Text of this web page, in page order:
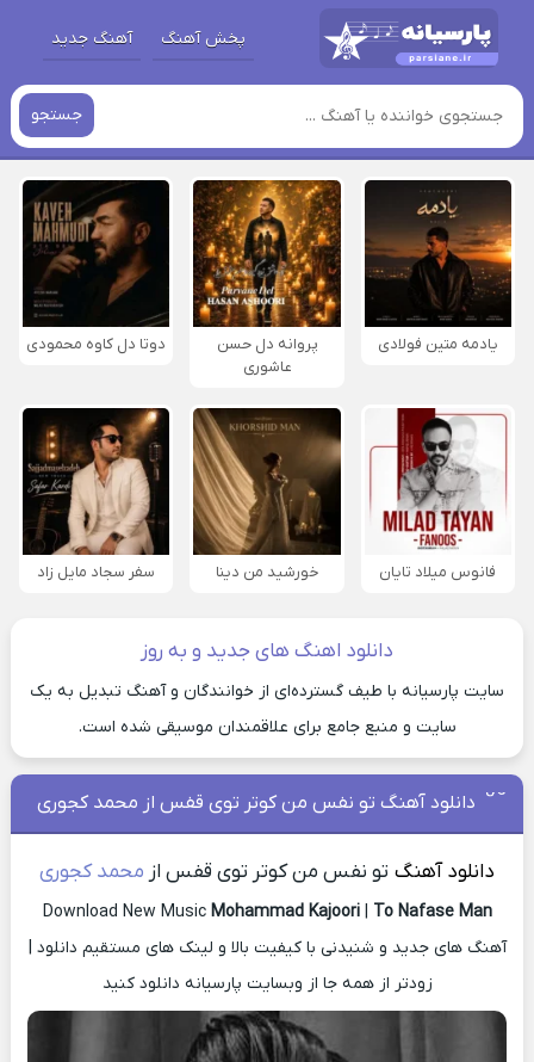
پخش آهنگ آهنگ جدید
جستجو
یادمه متین فولادی
پروانه دل حسن
عاشوری
دوتا دل کاوه محمودی
فانوس میلاد تایان خورشید من دینا سفر سجاد مایل زاد
دانلود اهنگ های جدید و به روز
سایت پارسیانه با طیف گسترده‌ای از خوانندگان و آهنگ تبدیل به یک
سایت و منبع جامع برای علاقمندان موسیقی شده است.
دانلود آهنگ تو نفس من کوتر توی قفس از محمد کجوری
دانلود آهنگ تو نفس من کوتر توی قفس از محمد کجوری
Download New Music Mohammad Kajoori| To Nafase Man
آهنگ های جدید و شنیدنی با کیفیت بالا و لینک های مستقیم دانلود |
زودتر از همه جا از وبسایت پارسیانه دانلود کنید